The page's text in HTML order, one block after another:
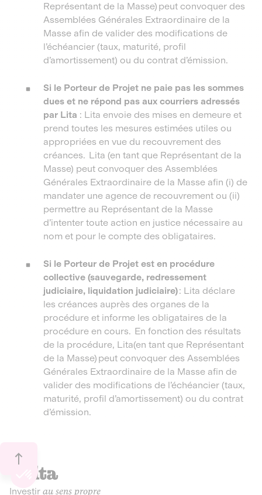
Représentant de la Masse) peut convoquer des
Assemblées Générales Extraordinaire de la
Masse afin de valider des modifications de
l’échéancier (taux, maturité, profil
d’amortissement) ou du contrat d’émission.
Si le Porteur de Projet ne paie pas les sommes
dues et ne répond pas aux courriers adressés
par Lita : Lita envoie des mises en demeure et
prend toutes les mesures estimées utiles ou
appropriées en vue du recouvrement des
créances. Lita (en tant que Représentant de la
Masse) peut convoquer des Assemblées
Générales Extraordinaire de la Masse afin (i) de
mandater une agence de recouvrement ou (ii)
permettre au Représentant de la Masse
d’intenter toute action en justice nécessaire au
nom et pour le compte des obligataires.
Si le Porteur de Projet est en procédure
collective (sauvegarde, redressement
judiciaire, liquidation judiciaire): Lita déclare
les créances auprès des organes de la
procédure et informe les obligataires de la
procédure en cours. En fonction des résultats
de la procédure, Lita(en tant que Représentant
de la Masse) peut convoquer des Assemblées
Générales Extraordinaire de la Masse afin de
valider des modifications de l’échéancier (taux,
maturité, profil d’amortissement) ou du contrat
d’émission.
Investir au sens propre